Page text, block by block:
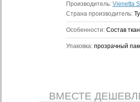
Производитель: Vienetta
Страна производитель:
Особенности: Состав
Упаковка: прозрачный
ВМЕСТЕ